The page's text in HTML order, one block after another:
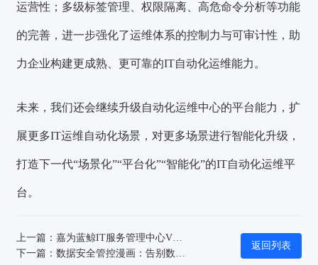
运营性；多级标签管理、权限隔离、高危命令分析等功能
的完善，进一步强化了运维体系的控制力与可审计性，助
力企业构建更成熟、更可靠的IT自动化运维能力。
未来，我们还会继续升级自动化运维中心的平台能力，扩
展更多IT运维自动化场景，对更多场景进行智能化升级，
打造下一代“场景化”“平台化”“智能化”的IT自动化运维平
台。
返回列表